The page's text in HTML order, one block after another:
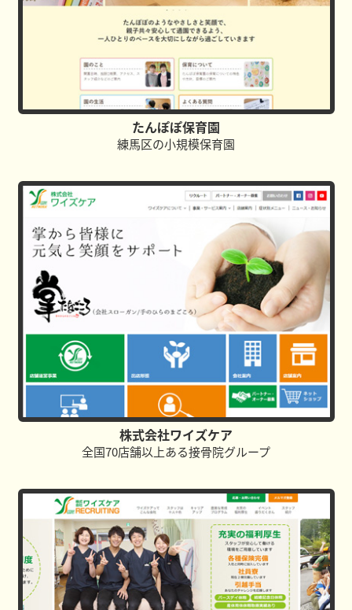
たんぽぽ保育園
練馬区の小規模保育園
株式会社ワイズケア
全国70店舗以上ある接骨院グループ